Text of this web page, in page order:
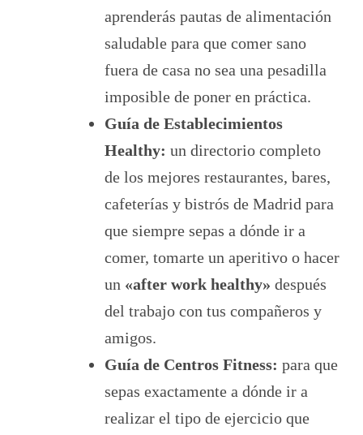
aprenderás pautas de alimentación
saludable para que comer sano
fuera de casa no sea una pesadilla
imposible de poner en práctica.
Guía de Establecimientos
Healthy: un directorio completo
de los mejores restaurantes, bares,
cafeterías y bistrós de Madrid para
que siempre sepas a dónde ir a
comer, tomarte un aperitivo o hacer
un «after work healthy» después
del trabajo con tus compañeros y
amigos.
Guía de Centros Fitness: para que
sepas exactamente a dónde ir a
realizar el tipo de ejercicio que